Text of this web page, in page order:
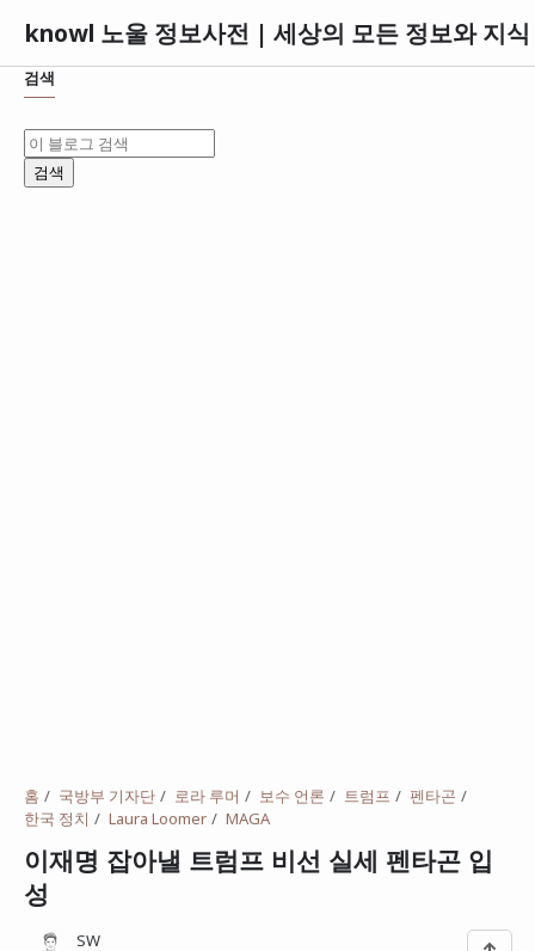
knowl 노울 정보사전 | 세상의 모든 정보와 지
검색
홈 국방부 기자단 로라 루머 보수 언론 트럼프
펜타곤
한국 정치
Laura Loomer MAGA
이재명 잡아낼 트럼프 비선 실세 펜타곤 입
성
SW